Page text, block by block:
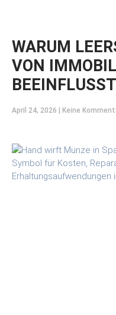
WARUM
VON
BEEINFLUSST
April 24, 2026 Keine